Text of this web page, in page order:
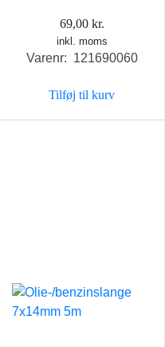
69,00 kr.
inkl. moms
Varenr: 121690060
Tilføj til kurv